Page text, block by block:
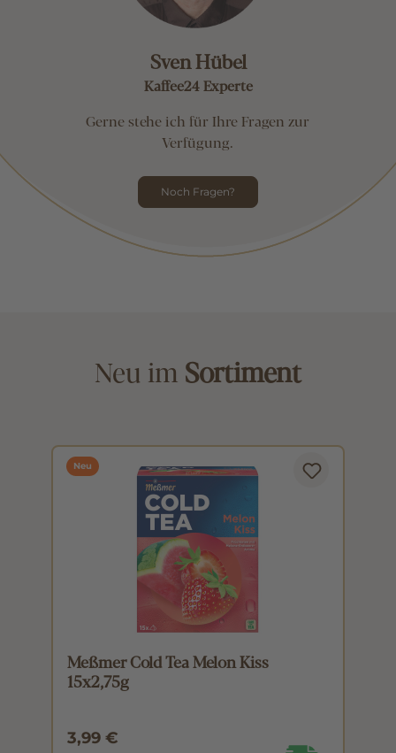
Sven Hübel
Kaffee24 Experte
Gerne stehe ich für Ihre Fragen zur
Verfügung.
Noch Fragen?
Neu im Sortiment
Neu
Meßmer Cold Tea Melon Kiss
15x2,75g
3,99 €